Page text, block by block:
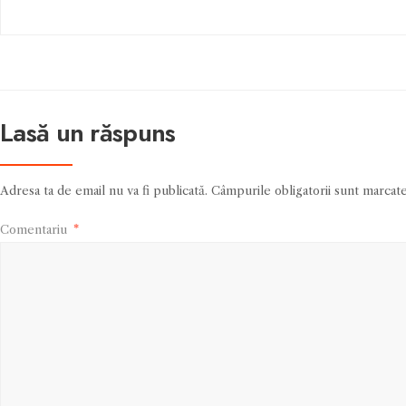
Lasă un răspuns
Adresa ta de email nu va fi publicată. Câmpurile obligatorii sunt
Comentariu *